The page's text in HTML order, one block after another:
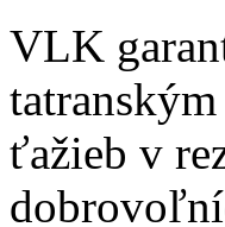
VLK
ťažieb v